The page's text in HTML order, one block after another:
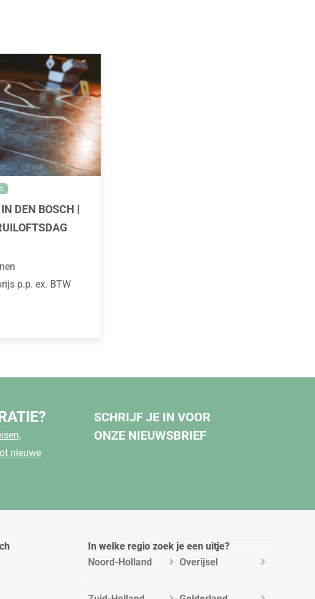
DEN BOSCH |
p.p. ex. BTW
nieuwe
SCHRIJF JE IN VOOR
ONZE NIEUWSBRIEF
In welke regio zoek je een uitje?
Noord-Holland
Overijsel